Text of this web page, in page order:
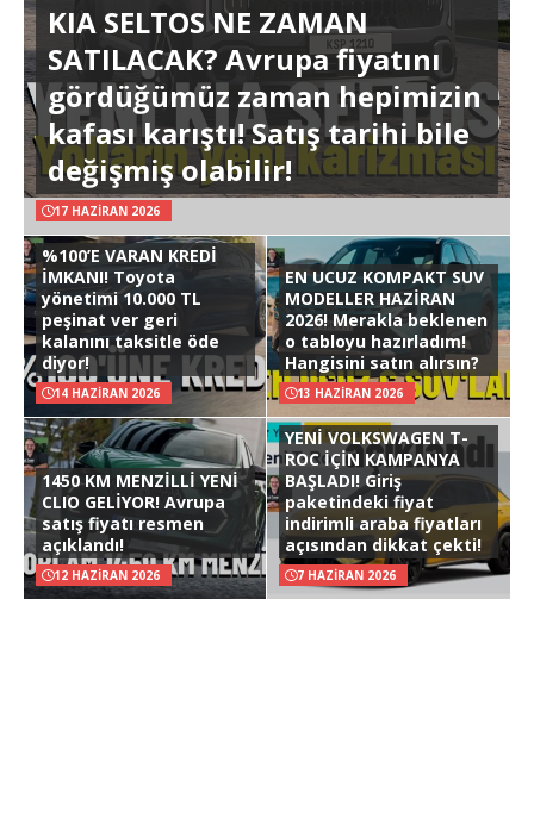
KIA SELTOS NE ZAMAN
SATILACAK? Avrupa fiyatını
gördüğümüz zaman hepimizin
kafası karıştı! Satış tarihi bile
değişmiş olabilir!
17 HAZIRAN 2026
%100’E VARAN KREDİ
İMKANI! Toyota
yönetimi 10.000 TL
peşinat ver geri
kalanını taksitle öde
diyor!
14 HAZIRAN 2026
EN UCUZ KOMPAKT SUV
MODELLER HAZİRAN
2026! Merakla beklenen
o tabloyu hazırladım!
Hangisini satın alırsın?
13 HAZIRAN 2026
1450 KM MENZİLLİ YENİ
CLIO GELİYOR! Avrupa
satış fiyatı resmen
açıklandı!
12 HAZIRAN 2026
YENİ VOLKSWAGEN T-
ROC İÇİN KAMPANYA
BAŞLADI! Giriş
paketindeki fiyat
indirimli araba fiyatları
açısından dikkat çekti!
7 HAZIRAN 2026